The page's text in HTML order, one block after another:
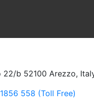
22/b 52100 Arezzo,
558 (Toll Free)